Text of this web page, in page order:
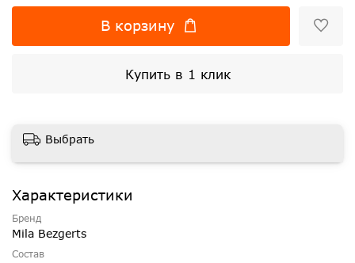
В корзину
Купить в 1 клик
Выбрать
Характеристики
Бренд
Mila Bezgerts
Состав